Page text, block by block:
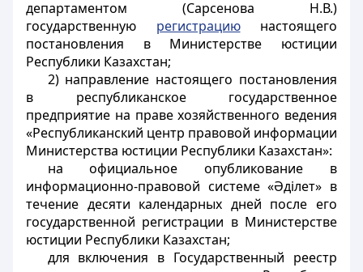
департаментом (Сарсенова Н.В.)
государственную регистрациюнастоящего
постановления в Министерстве юстиции
Республики Казахстан;
2) направление настоящего постановления
в республиканское государственное
предприятие на праве хозяйственного ведения
«Республиканский центр правовой информации
Министерства юстиции Республики Казахстан»:
на официальное опубликование в
информационно-правовой системе «Әділет» в
течение десяти календарных дней после его
государственной регистрации в Министерстве
юстиции Республики Казахстан;
для включения в Государственный реестр